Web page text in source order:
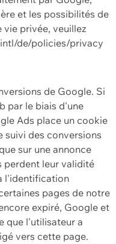
et les possibilités de
privée, veuillez
de/policies/privacy
de Google. Si
par le biais d'une
Ads place un cookie
suivi des conversions
sur une annonce
perdent leur validité
l'identification
pages de notre
expiré, Google et
que l'utilisateur a
vers cette page.